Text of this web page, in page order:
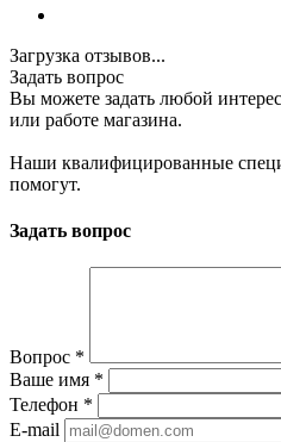
Загрузка отзывов...
Задать вопрос
Вы можете задать любой
или работе магазина.
Наши квалифицированные
помогут.
Задать вопрос
Вопрос *
Ваше имя *
Телефон *
E-mail